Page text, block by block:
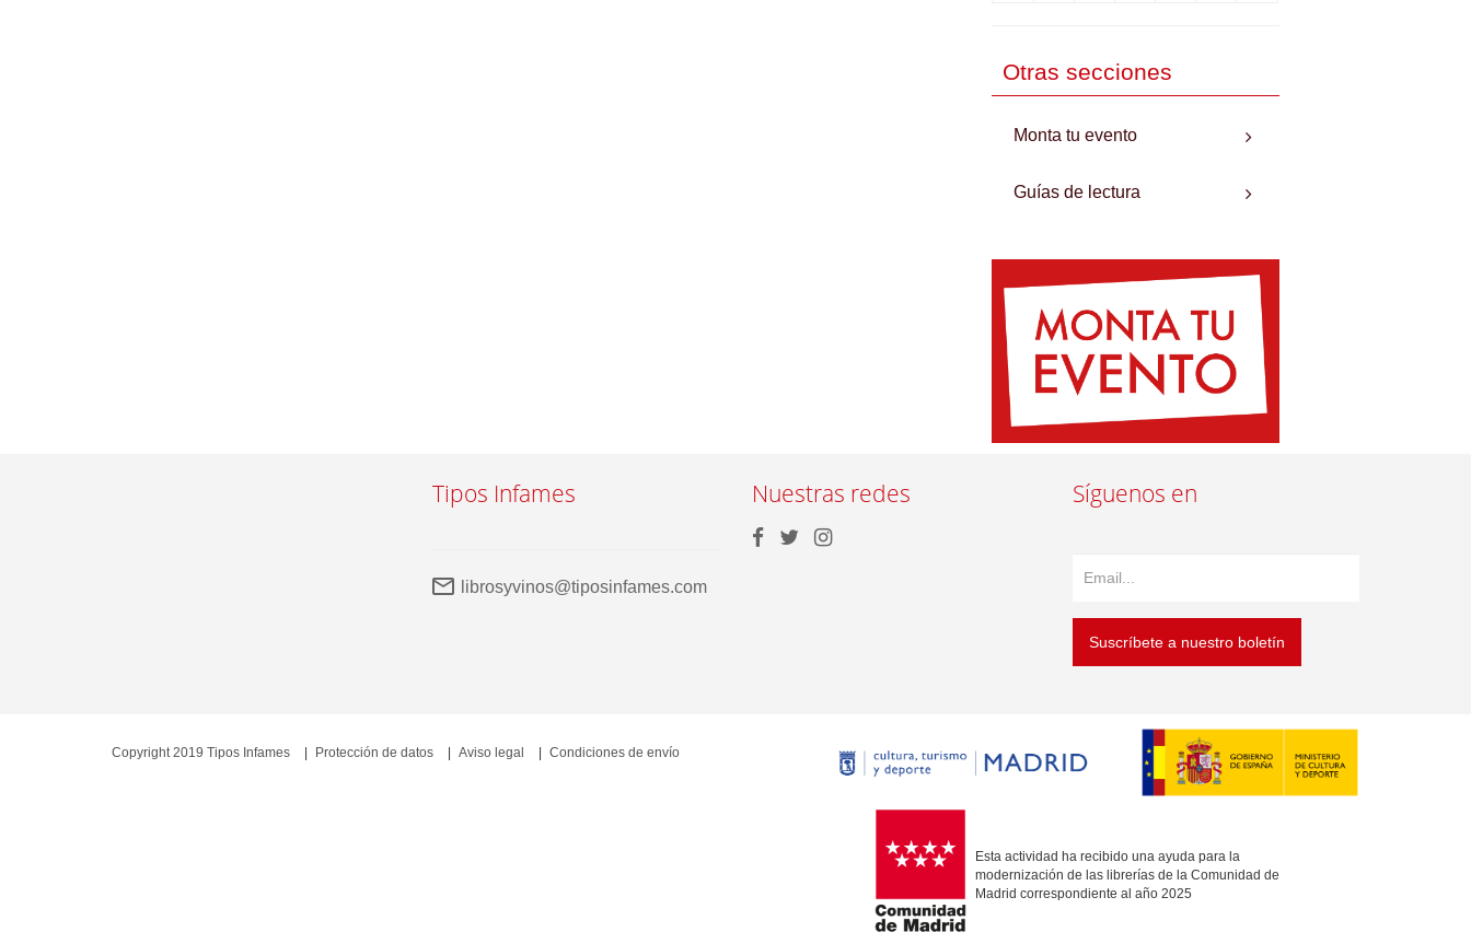
Otras secciones
Monta tu evento
Guías de lectura
Tipos Infames
librosyvinos@tiposinfames.com
Nuestras redes Síguenos en
Suscríbete a nuestro boletín
Esta actividad ha recibido una ayuda para la
modernización de las librerías de la Comunidad de
Madrid correspondiente al año 2025
Copyright 2019 Tipos Infames Protección de datos Aviso legal Condiciones de envío